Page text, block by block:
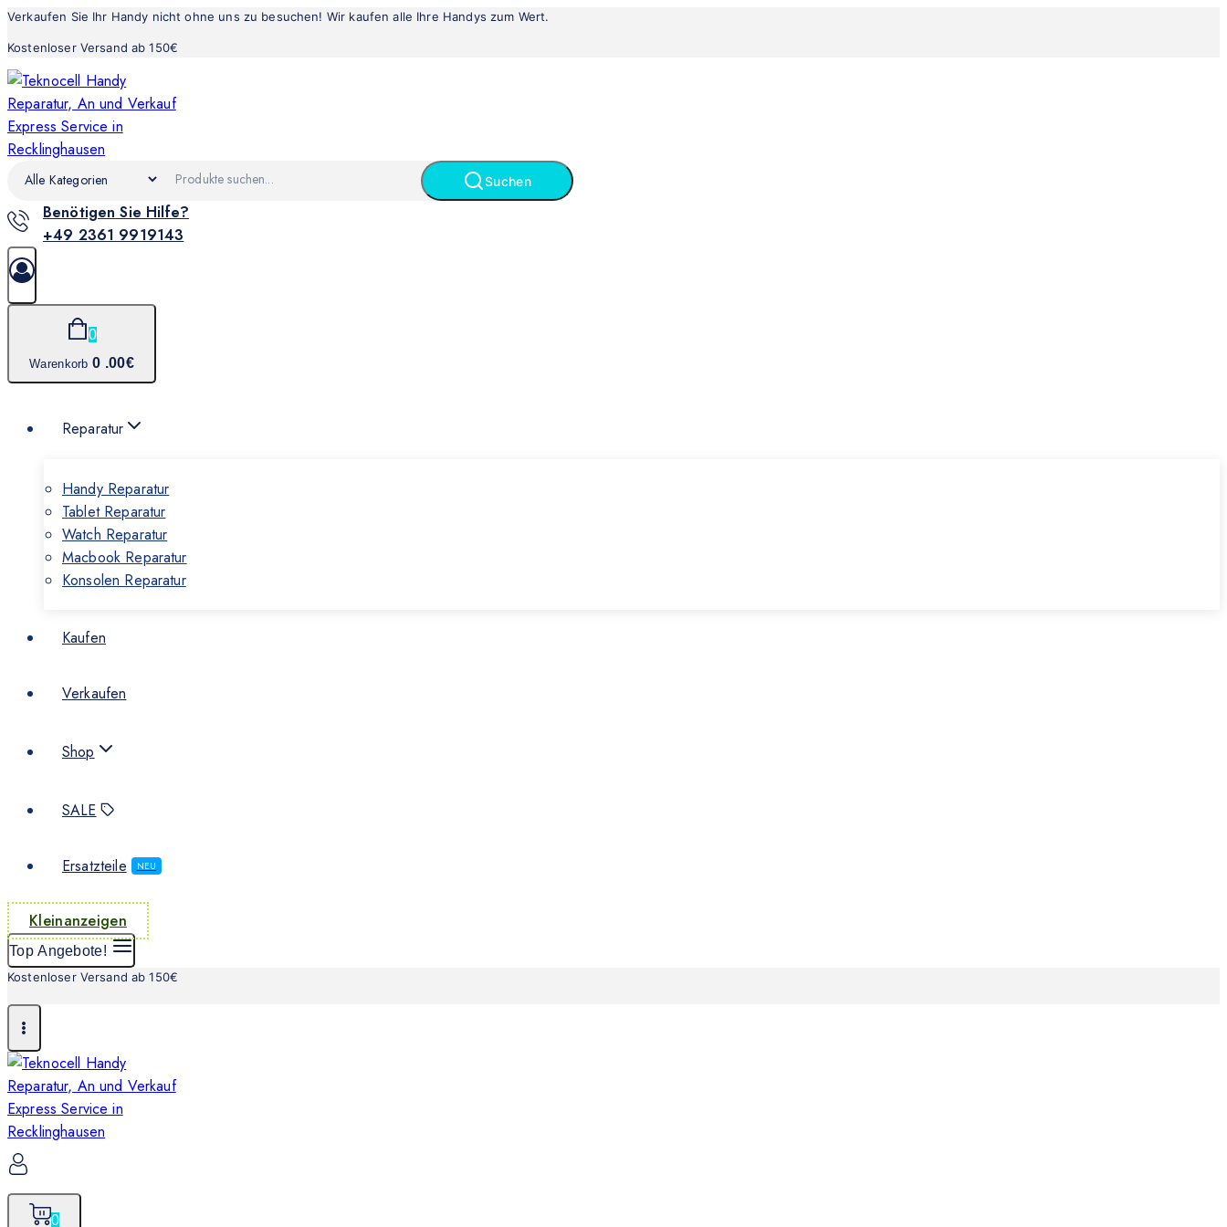
Verkaufen Sie Ihr Handy nicht ohne uns zu besuchen! Wir kaufen alle Ihre Handys zum Wert.
Kostenloser Versand ab 150€
Suchen
Benötigen Sie Hilfe?
+49 2361 9919143
0
Warenkorb 0 .00€
Reparatur
Handy Reparatur
Tablet Reparatur
Watch Reparatur
Macbook Reparatur
Konsolen Reparatur
Kaufen
Verkaufen
Shop
SALE
Ersatzteile NEU
Kleinanzeigen
Top Angebote!
Kostenloser Versand ab 150€
0